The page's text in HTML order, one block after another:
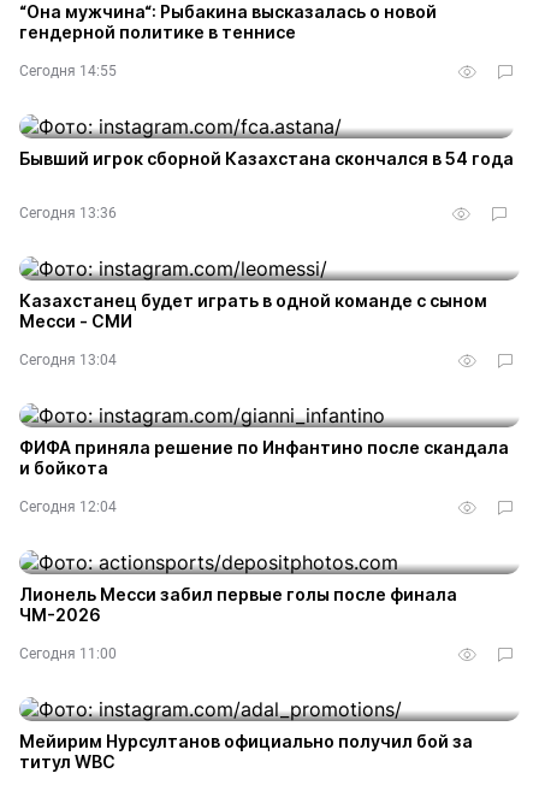
“Она мужчина“: Рыбакина высказалась о новой
гендерной политике в теннисе
Сегодня 14:55
Бывший игрок сборной Казахстана скончался в 54 года
Сегодня 13:36
Казахстанец будет играть в одной команде с сыном
Месси - СМИ
Сегодня 13:04
ФИФА приняла решение по Инфантино после скандала
и бойкота
Сегодня 12:04
Лионель Месси забил первые голы после финала
ЧМ-2026
Сегодня 11:00
Мейирим Нурсултанов официально получил бой за
титул WBC